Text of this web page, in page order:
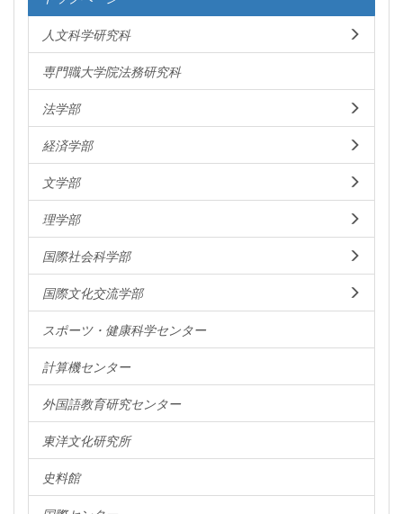
人文科学研究科
専門職大学院法務研究科
法学部
経済学部
文学部
理学部
国際社会科学部
国際文化交流学部
スポーツ・健康科学センター
計算機センター
外国語教育研究センター
東洋文化研究所
史料館